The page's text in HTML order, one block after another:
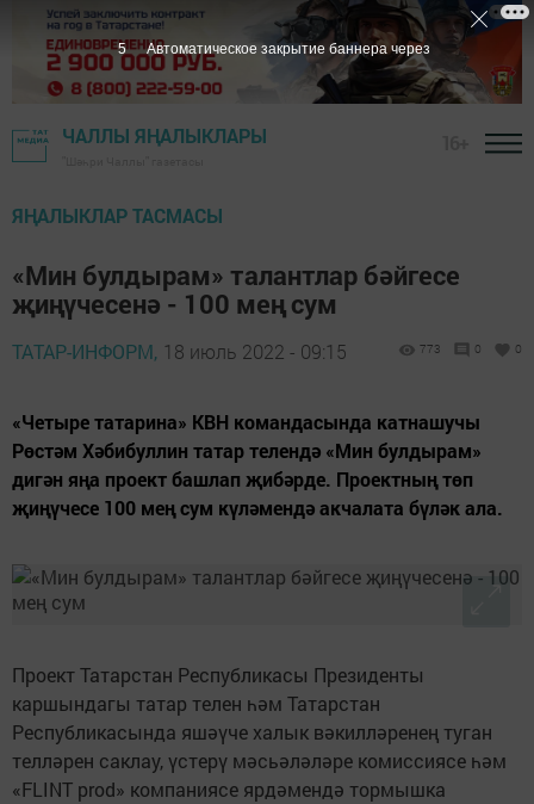
ЧАЛЛЫ ЯҢАЛЫКЛАРЫ
ЯҢАЛЫКЛАР ТАСМАСЫ
«Мин булдырам» талантлар бәйгесе
җиңүчесенә - 100 мең сум
ТАТАР-ИНФОРМ, 18 июль 2022 - 09:15 773 0 0
«Четыре татарина» КВН командасында катнашучы
Рөстәм Хәбибуллин татар телендә «Мин булдырам»
дигән яңа проект башлап җибәрде. Проектның төп
җиңүчесе 100 мең сум күләмендә акчалата бүләк ала.
Проект Татарстан Республикасы Президенты
каршындагы татар телен һәм Татарстан
Республикасында яшәүче халык вәкилләренең туган
телләрен саклау, үстерү мәсьәләләре комиссиясе һәм
«FLINT prod» компаниясе ярдәмендә тормышка
4 Автоматическое закрытие баннера через